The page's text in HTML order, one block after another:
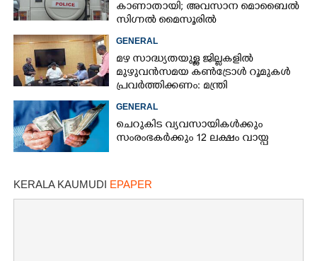
കാണാതായി; അവസാന മൊബൈൽ
സിഗ്നൽ മൈസൂരിൽ
GENERAL
മഴ സാദ്ധ്യതയുള്ള ജില്ലകളിൽ
മുഴുവൻസമയ കൺട്രോൾ റൂമുകൾ
പ്രവർത്തിക്കണം: മന്ത്രി
GENERAL
ചെറുകിട വ്യവസായികൾക്കും
സംരംഭകർക്കും 12 ലക്ഷം വായ്പ
KERALA KAUMUDI EPAPER